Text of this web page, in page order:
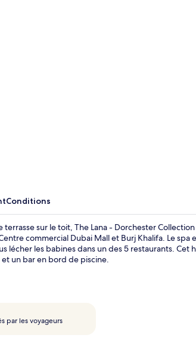
Piscine extérieure
Conditions
sur le toit, The Lana - Dorchester
commercial Dubai Mall et Burj Khalifa. Le spa
lécher les babines dans un des 5 restaurants.
un bar en bord de piscine.
par les voyageurs